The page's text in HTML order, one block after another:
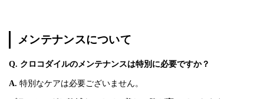
メンテナンスについて
Q. クロコダイルのメンテナンスは特別に必要ですか？
A. 特別なケアは必要ございません。